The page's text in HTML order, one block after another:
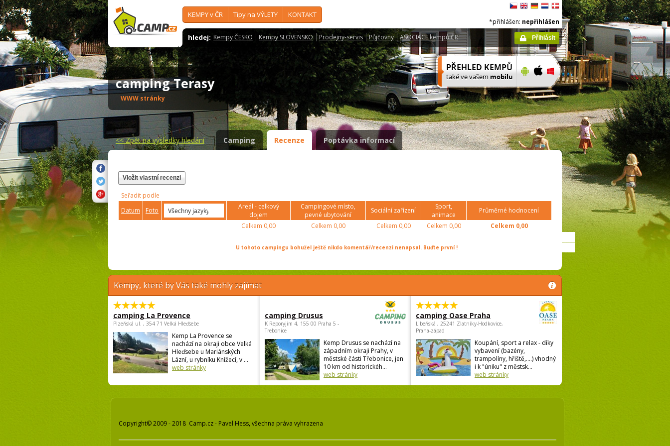
KEMPY v ČR Tipy na VÝLETY KONTAKT
hledej: Kempy ČESKO Kempy SLOVENSKO Prodejny-servis Půjčovny ASOCIACE kempů ČR
*přihlášen: nepřihlášen
Přihlásit
camping Terasy
WWW stránky
<<Zpět na výsledky hledání Camping Recenze Poptávka informací
Vložit vlastní recenzi
Seřadit podle
Datum
Foto
Areál - celkový
dojem
Campingové místo,
pevné ubytování
Sociální zařízení
Sport,
animace
Průměrné hodnocení
Celkem 0,00 Celkem 0,00 Celkem 0,00 Celkem 0,00 Celkem 0,00
U tohoto campingu bohužel ještě nikdo komentář/recenzi nenapsal. Buďte první !
Kempy, které by Vás také mohly zajímat
camping La Provence
Plzeňská ul. , 354 71 Velká Hleďsebe
Kemp La Provence se
nachází na okraji obce Velká
Hleďsebe u Mariánských
Lázní, u rybníku Knížecí, v ...
web stránky
camping Drusus
K Reporyjim 4, 155 00 Praha 5 -
Trebonice
Kemp Drusus se nachází na
západním okraji Prahy, v
městské části Třebonice, jen
10 km od historickéh...
web stránky
camping Oase Praha
Libeňská , 25241 Zlatníky-Hodkovice,
Praha-západ
Koupání, sport a relax - díky
vybavení (bazény,
trampolíny, hřiště,....) vhodný
i k "úniku" z městsk...
web stránky
Copyright© 2009 - 2018 Camp.cz - Pavel Hess, všechna práva vyhrazena